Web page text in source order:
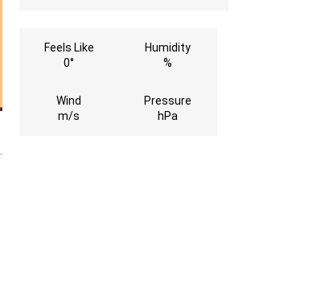
Feels Like
0°
Humidity
%
Wind
m/s
Pressure
hPa